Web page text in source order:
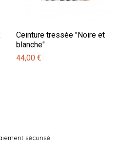
Ceinture tressée "Noire et
blanche"
44,00 €
sécurisé